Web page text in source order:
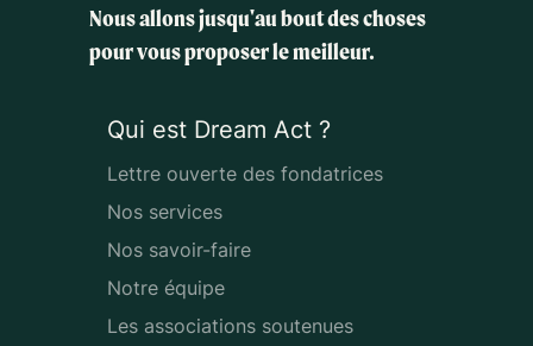
Nous allons jusqu'au bout des choses
pour vous proposer le meilleur.
Qui est Dream Act ?
Lettre ouverte des fondatrices
Nos services
Nos savoir-faire
Notre équipe
Les associations soutenues